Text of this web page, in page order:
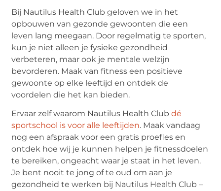
Bij Nautilus Health Club geloven we in het
opbouwen van gezonde gewoonten die een
leven lang meegaan. Door regelmatig te sporten,
kun je niet alleen je fysieke gezondheid
verbeteren, maar ook je mentale welzijn
bevorderen. Maak van fitness een positieve
gewoonte op elke leeftijd en ontdek de
voordelen die het kan bieden.
Ervaar zelf waarom Nautilus Health Clubdé
sportschool is voor alle leeftijden. Maak vandaag
nog een afspraak voor een gratis proefles en
ontdek hoe wij je kunnen helpen je fitnessdoelen
te bereiken, ongeacht waar je staat in het leven.
Je bent nooit te jong of te oud om aan je
gezondheid te werken bij Nautilus Health Club –